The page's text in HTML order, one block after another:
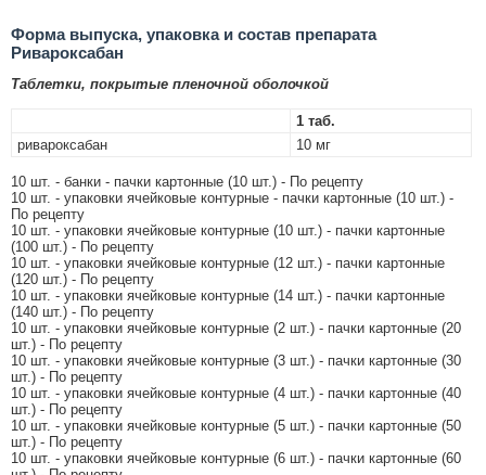
Форма выпуска, упаковка и состав препарата
Ривароксабан
Таблетки, покрытые пленочной оболочкой
1 таб.
ривароксабан
10 мг
10 шт. - банки - пачки картонные (10 шт.) - По рецепту
10 шт. - упаковки ячейковые контурные - пачки картонные (10 шт.) -
По рецепту
10 шт. - упаковки ячейковые контурные (10 шт.) - пачки картонные
(100 шт.) - По рецепту
10 шт. - упаковки ячейковые контурные (12 шт.) - пачки картонные
(120 шт.) - По рецепту
10 шт. - упаковки ячейковые контурные (14 шт.) - пачки картонные
(140 шт.) - По рецепту
10 шт. - упаковки ячейковые контурные (2 шт.) - пачки картонные (20
шт.) - По рецепту
10 шт. - упаковки ячейковые контурные (3 шт.) - пачки картонные (30
шт.) - По рецепту
10 шт. - упаковки ячейковые контурные (4 шт.) - пачки картонные (40
шт.) - По рецепту
10 шт. - упаковки ячейковые контурные (5 шт.) - пачки картонные (50
шт.) - По рецепту
10 шт. - упаковки ячейковые контурные (6 шт.) - пачки картонные (60